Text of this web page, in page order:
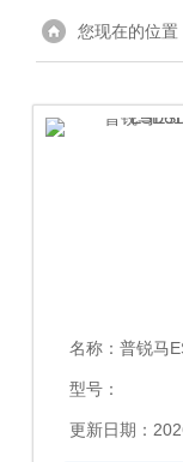
您现在的位置
名称： 普锐马ESD静
型号：
更新日期：